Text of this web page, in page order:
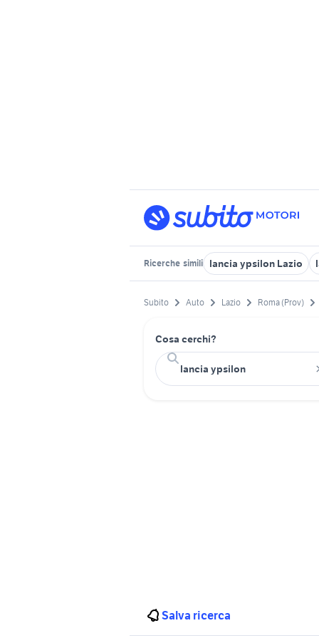
Ricerche simili lancia ypsilon Lazio
Subito Auto Lazio Roma (Prov)
Cosa cerchi?
Salva ricerca